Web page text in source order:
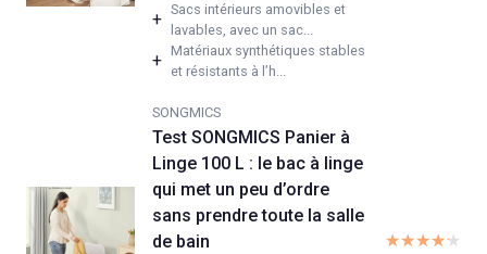
+ Sacs intérieurs amovibles et
lavables, avec un sac...
+ Matériaux synthétiques stables
et résistants à l’h...
SONGMICS
Test SONGMICS Panier à
Linge 100 L : le bac à linge
qui met un peu d’ordre
sans prendre toute la salle
de bain
★★★★★
★★★★★